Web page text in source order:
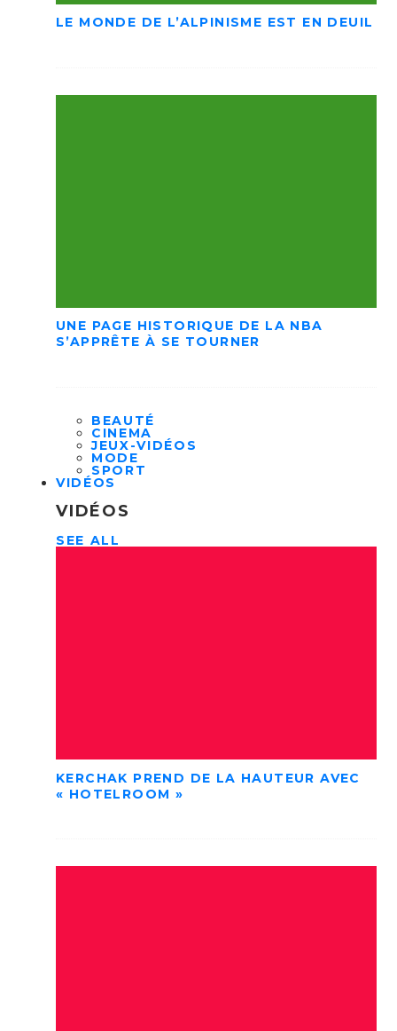
LE MONDE DE L’ALPINISME EST EN DEUIL
UNE PAGE HISTORIQUE DE LA NBA
S’APPRÊTE À SE TOURNER
BEAUTÉ
CINEMA
JEUX-VIDÉOS
MODE
SPORT
VIDÉOS
VIDÉOS
SEE ALL
KERCHAK PREND DE LA HAUTEUR AVEC
« HOTELROOM »